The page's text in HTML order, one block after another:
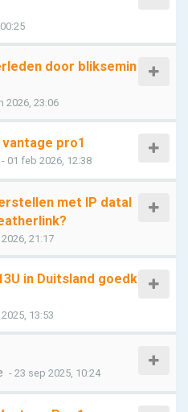
door bliksemin
2026, 23:06
pro1
- 01 feb 2026, 12:38
met IP datal
21:17
in Duitsland goedk
13:53
- 23 sep 2025, 10:24